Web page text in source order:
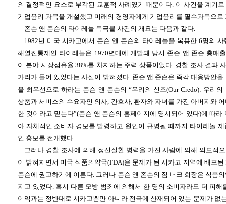
의 결정적인 요소로 부각된 교훈적 사례였기 때문이다. 이 사건을 계기
기업윤리 과목을 개설했고 미래의 경영자에게 기업윤리를 필수과목으로
존슨 앤 존슨의 타이레놀 독극물 사건의 개요는 다음과 같다.
1982년 미국 시카고에서 존슨 앤 존슨의 타이레놀을 복용한 6명의
해열진통제인 타이레놀은 1970년대에 개발돼 당시 존슨 앤 존슨 총매
이 분야 시장점유율 38%를 차지하는 주력 상품이었다. 경찰 조사 결과
가리가 들어 있었다는 사실이 밝혀졌다. 존슨 앤 존슨은 즉각 대응방안
을 최우선으로 하라는 존슨 앤 존슨의 “우리의 신조(Our Credo): 우리
상품과 서비스의 수요자인 의사, 간호사, 환자와 자녀를 가진 아버지와
한 것이라고 믿는다”(존슨 앤 존슨의 홈페이지에 명시되어 있다)에 따
아 자체적인 소비자 경보를 발령하고 원인이 규명될 때까지 타이레놀
인 홍보를 전개했다.
그러나 경찰 조사에 의해 정신질환 병력을 가진 사람에 의해 의도적
이 밝혀지면서 미국 식품의약국(FDA)은 문제가 된 시카고 지역에 배포
존슨에 권고하기에 이른다. 그러나 존슨 앤 존슨의 짐 버크 회장은 식품
지고 있었다. 혹시 다른 모방 범죄에 의해서 한 명의 소비자라도 더 피해
이익과는 정반대로 시카고뿐만 아니라 전국에 산재되어 있는 문제가 없